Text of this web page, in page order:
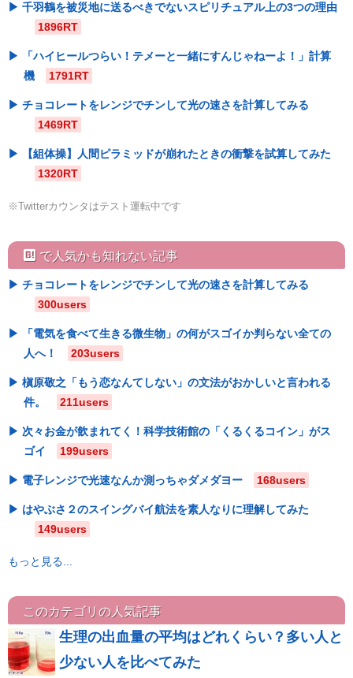
千羽鶴を被災地に送るべきでないスピリチュアル上の3つの理由
1896RT
「ハイヒールつらい！テメーと一緒にすんじゃねーよ！」計算
機
1791RT
チョコレートをレンジでチンして光の速さを計算してみる
1469RT
【組体操】人間ピラミッドが崩れたときの衝撃を試算してみた
1320RT
※Twitterカウンタはテスト運転中です
hatebu で人気かも知れない記事
チョコレートをレンジでチンして光の速さを計算してみる
300users
「電気を食べて生きる微生物」の何がスゴイか判らない全ての
人へ！
203users
槇原敬之「もう恋なんてしない」の文法がおかしいと言われる
件。
211users
次々お金が飲まれてく！科学技術館の「くるくるコイン」がス
ゴイ
199users
電子レンジで光速なんか測っちゃダメダヨー 168users
はやぶさ２のスイングバイ航法を素人なりに理解してみた
149users
もっと見る...
このカテゴリの人気記事
生理の出血量の平均はどれくらい？多い人と
少ない人を比べてみた